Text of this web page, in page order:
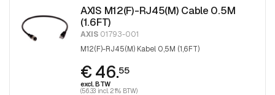
AXIS M12(F)-RJ45(M) Cable 0.5M
(1.6FT)
AXIS 01793-001
M12(F)-RJ45(M) Kabel 0,5M (1,6FT)
€ 46.55
excl. BTW
(56.33 incl. 21% BTW)